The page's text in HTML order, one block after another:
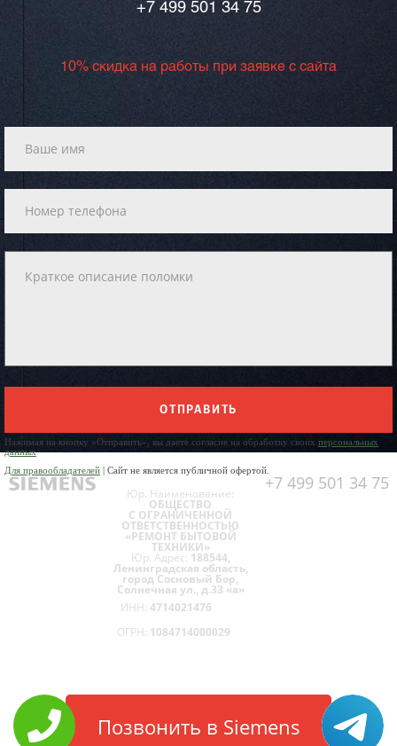
+7 499 501 34 75
10% скидка на работы при заявке с сайта
ОТПРАВИТЬ
Нажимая на кнопку «Отправить», вы даете согласие на обработку своих персональных
данных
Для правообладателей | Сайт не является публичной офертой.
+7 499 501 34 75
Юр. Наименование:
ОБЩЕСТВО
С ОГРАНИЧЕННОЙ
ОТВЕТСТВЕННОСТЬЮ
«РЕМОНТ БЫТОВОЙ
ТЕХНИКИ»
Юр. Адрес: 188544,
Ленинградская область,
город Сосновый Бор,
Солнечная ул., д.33 «а»
ИНН: 4714021476
ОГРН: 1084714000029
Позвонить в Siemens